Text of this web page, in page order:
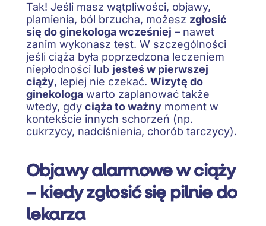
Tak! Jeśli masz wątpliwości, objawy,
plamienia, ból brzucha, możesz zgłosić
się do ginekologa wcześniej – nawet
zanim wykonasz test. W szczególności
jeśli ciąża była poprzedzona leczeniem
niepłodności lub jesteś w pierwszej
ciąży, lepiej nie czekać. Wizytę do
ginekologa warto zaplanować także
wtedy, gdy ciąża to ważny moment w
kontekście innych schorzeń (np.
cukrzycy, nadciśnienia, chorób tarczycy).
Objawy alarmowe w ciąży
– kiedy zgłosić się pilnie do
lekarza